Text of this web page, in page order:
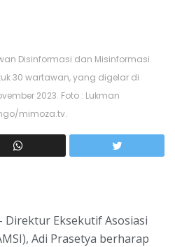
Disinformasi dan Misinformasi
30 wartawan, yang digelar di
2023. Foto : Lukman
mimoza.tv.
Direktur Eksekutif Asosiasi
Adi Prasetya berharap